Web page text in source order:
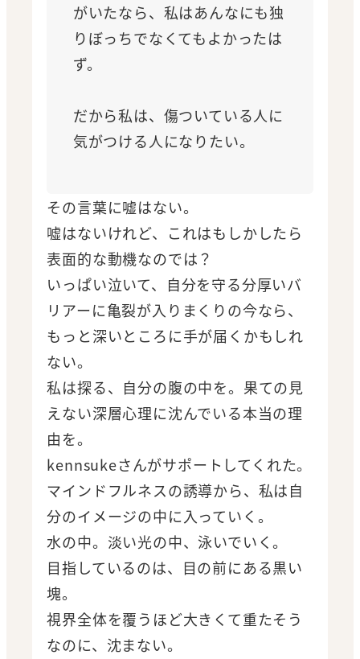
がいたなら、私はあんなにも独
りぼっちでなくてもよかったは
ず。
だから私は、傷ついている人に
気がつける人になりたい。
その言葉に嘘はない。
嘘はないけれど、これはもしかしたら
表面的な動機なのでは？
いっぱい泣いて、自分を守る分厚いバ
リアーに亀裂が入りまくりの今なら、
もっと深いところに手が届くかもしれ
ない。
私は探る、自分の腹の中を。果ての見
えない深層心理に沈んでいる本当の理
由を。
kennsukeさんがサポートしてくれた。
マインドフルネスの誘導から、私は自
分のイメージの中に入っていく。
水の中。淡い光の中、泳いでいく。
目指しているのは、目の前にある黒い
塊。
視界全体を覆うほど大きくて重たそう
なのに、沈まない。